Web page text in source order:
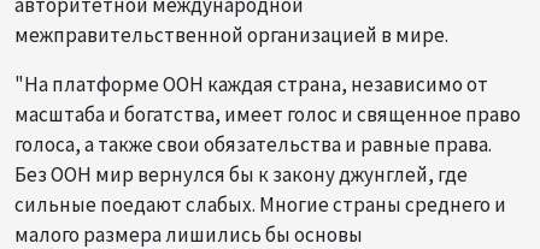
межправительственной организацией в мире.
"На платформе ООН каждая страна, независимо от
масштаба и богатства, имеет голос и священное право
голоса, а также свои обязательства и равные права.
Без ООН мир вернулся бы к закону джунглей, где
сильные поедают слабых. Многие страны среднего и
малого размера лишились бы основы